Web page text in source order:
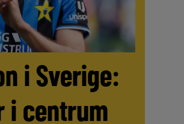
// LIVE // LIVE // LIVE
i Sverige:
i centrum